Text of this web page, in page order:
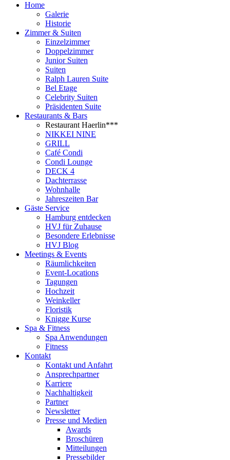
Home
Galerie
Historie
Zimmer & Suiten
Einzelzimmer
Doppelzimmer
Junior Suiten
Suiten
Ralph Lauren Suite
Bel Etage
Celebrity Suiten
Präsidenten Suite
Restaurants & Bars
Restaurant Haerlin***
NIKKEI NINE
GRILL
Café Condi
Condi Lounge
DECK 4
Dachterrasse
Wohnhalle
Jahreszeiten Bar
Gäste Service
Hamburg entdecken
HVJ für Zuhause
Besondere Erlebnisse
HVJ Blog
Meetings & Events
Räumlichkeiten
Event-Locations
Tagungen
Hochzeit
Weinkeller
Floristik
Knigge Kurse
Spa & Fitness
Spa Anwendungen
Fitness
Kontakt
Kontakt und Anfahrt
Ansprechpartner
Karriere
Nachhaltigkeit
Partner
Newsletter
Presse und Medien
Awards
Broschüren
Mitteilungen
Pressebilder